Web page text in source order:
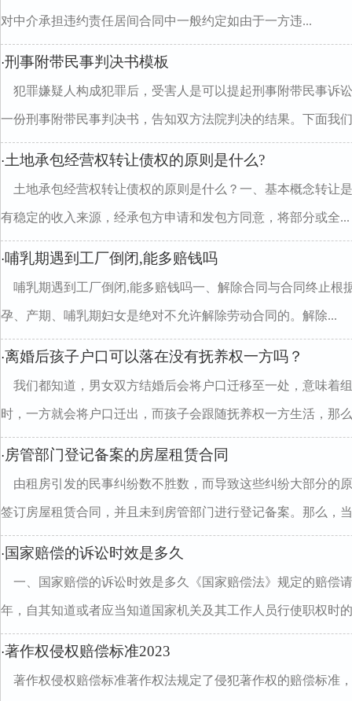
对中介承担违约责任居间合同中一般约定如由于一方违...
·刑事附带民事判决书模板
犯罪嫌疑人构成犯罪后，受害人是可以提起刑事附带民事诉
一份刑事附带民事判决书，告知双方法院判决的结果。下面我
·土地承包经营权转让债权的原则是什么?
土地承包经营权转让债权的原则是什么？一、基本概念转让
有稳定的收入来源，经承包方申请和发包方同意，将部分或全...
·哺乳期遇到工厂倒闭,能多赔钱吗
哺乳期遇到工厂倒闭,能多赔钱吗一、解除合同与合同终止根
孕、产期、哺乳期妇女是绝对不允许解除劳动合同的。解除...
·离婚后孩子户口可以落在没有抚养权一方吗？
我们都知道，男女双方结婚后会将户口迁移至一处，意味着
时，一方就会将户口迁出，而孩子会跟随抚养权一方生活，那
·房管部门登记备案的房屋租赁合同
由租房引发的民事纠纷数不胜数，而导致这些纠纷大部分的
签订房屋租赁合同，并且未到房管部门进行登记备案。那么，
· 国家赔偿的诉讼时效是多久
一、国家赔偿的诉讼时效是多久《国家赔偿法》规定的赔偿
年，自其知道或者应当知道国家机关及其工作人员行使职权时
·著作权侵权赔偿标准2023
著作权侵权赔偿标准著作权法规定了侵犯著作权的赔偿标准